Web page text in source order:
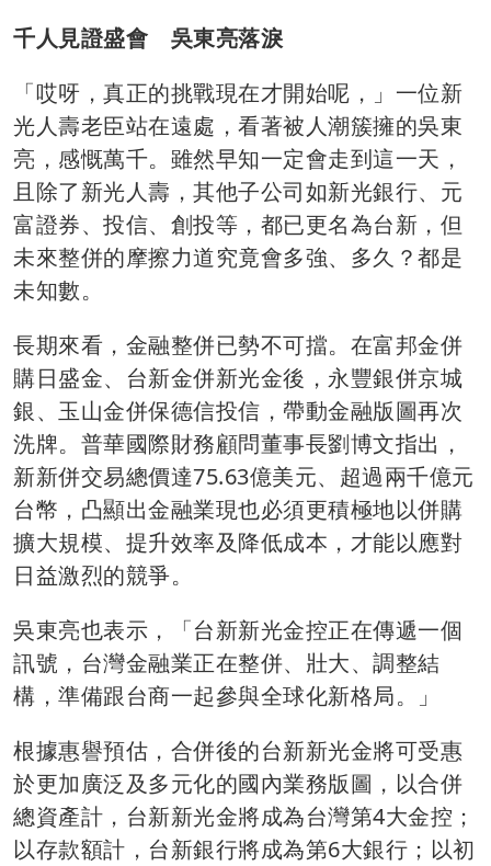
千人見證盛會 吳東亮落淚
「哎呀，真正的挑戰現在才開始呢，」一位新
光人壽老臣站在遠處，看著被人潮簇擁的吳東
亮，感慨萬千。雖然早知一定會走到這一天，
且除了新光人壽，其他子公司如新光銀行、元
富證券、投信、創投等，都已更名為台新，但
未來整併的摩擦力道究竟會多強、多久？都是
未知數。
長期來看，金融整併已勢不可擋。在富邦金併
購日盛金、台新金併新光金後，永豐銀併京城
銀、玉山金併保德信投信，帶動金融版圖再次
洗牌。普華國際財務顧問董事長劉博文指出，
新新併交易總價達75.63億美元、超過兩千億元
台幣，凸顯出金融業現也必須更積極地以併購
擴大規模、提升效率及降低成本，才能以應對
日益激烈的競爭。
吳東亮也表示，「台新新光金控正在傳遞一個
訊號，台灣金融業正在整併、壯大、調整結
構，準備跟台商一起參與全球化新格局。」
根據惠譽預估，合併後的台新新光金將可受惠
於更加廣泛及多元化的國內業務版圖，以合併
總資產計，台新新光金將成為台灣第4大金控；
以存款額計，台新銀行將成為第6大銀行；以初